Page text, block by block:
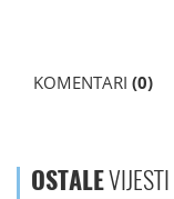
KOMENTARI (0)
OSTALEVIJESTI